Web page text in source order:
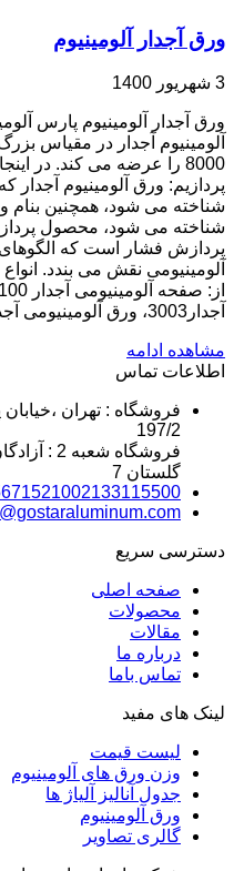
ورق آجدار آلومینیوم
3 شهریور 1400
ورق آجدار آلومینیوم پارس
8000 را عرضه می کند. در
پردازیم: ورق آلومینیوم آجدار
شناخته می شود، همچنین بنام
شناخته می شود، محصول
پردازش فشار است که
آلومینیومی نقش می بندد. انواع
آجدار3003، ورق آلومینیومی آجدار 5052 / 5754، ورق آلومینیومی
مشاهده ادامه
اطلاعات تماس
فروشگاه : تهران ،خیابان
197/2
فروشگاه
گلستان 7
02133115500
دسترسی سریع
صفحه اصلی
محصولات
مقالات
درباره ما
تماس باما
لینک های مفید
لیست قیمت
وزن ورق های آلومینیوم
جدول آنالیز آلیاژ ها
ورق آلومینیوم
گالری تصاویر